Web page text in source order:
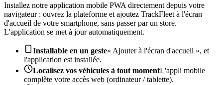
Installez notre application mobile PWA directement depuis votre
navigateur : ouvrez la plateforme et ajoutez TrackFleet à l'écran
d'accueil de votre smartphone, sans passer par un store.
L'application se met à jour automatiquement.
Installable en un geste« Ajouter à l'écran d'accueil », et
l'application est installée.
Localisez vos véhicules à tout momentL'appli mobile
complète votre accès web (ordinateur / tablette).